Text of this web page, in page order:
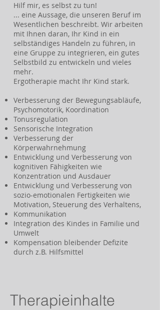
​Hilf mir, es selbst zu tun!
... eine Aussage, die unseren Beruf im
Wesentlichen beschreibt. Wir arbeiten
mit Ihnen daran, Ihr Kind in ein
selbständiges Handeln zu führen, in
eine Gruppe zu integrieren, ein gutes
Selbstbild zu entwickeln und vieles
mehr.
Ergotherapie macht Ihr Kind stark.
Verbesserung der Bewegungsabläufe,
Psychomotorik, Koordination
Tonusregulation
Sensorische Integration
Verbesserung der
Körperwahrnehmung
Entwicklung und Verbesserung von
kognitiven Fähigkeiten wie
Konzentration und Ausdauer
Entwicklung und Verbesserung von
sozio-emotionalen Fertigkeiten wie
Motivation, Steuerung des Verhaltens,
Kommunikation
Integration des Kindes in Familie und
Umwelt
Kompensation bleibender Defizite
durch z.B. Hilfsmittel
Therapieinhalte